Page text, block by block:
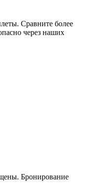
Сравните более
через наших
Бронирование